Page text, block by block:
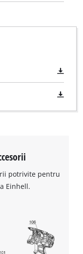
In pachetul de
mare viteza.
cu toate masinile
potrivite pentru
Einhell.